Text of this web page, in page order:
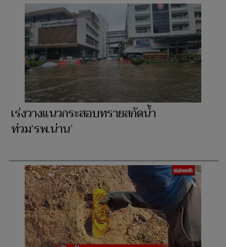
เร่งวางแนวกระสอบทรายสกัดน้ำ
ท่วม‘รพ.น่าน’